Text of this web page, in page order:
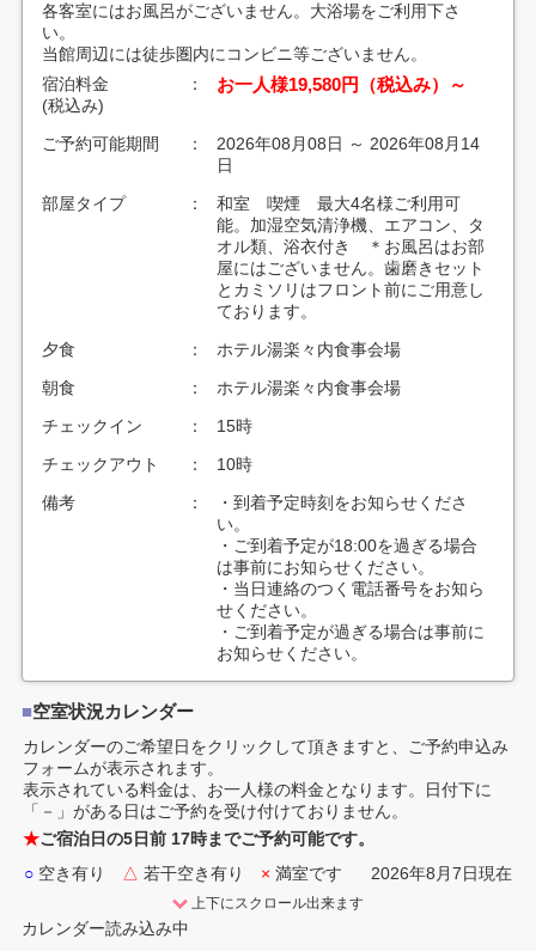
各客室にはお風呂がございません。大浴場をご利用下さ
い。
当館周辺には徒歩圏内にコンビニ等ございません。
宿泊料金
(税込み)
： お一人様19,580円（税込み）～
ご予約可能期間 ：
2026年08月08日 ～ 2026年08月14
日
部屋タイプ
：
和室 喫煙 最大4名様ご利用可
能。加湿空気清浄機、エアコン、タ
オル類、浴衣付き ＊お風呂はお部
屋にはございません。歯磨きセット
とカミソリはフロント前にご用意し
ております。
夕食
：
ホテル湯楽々内食事会場
朝食
：
ホテル湯楽々内食事会場
チェックイン
：
15時
チェックアウト
：
10時
備考
：
・到着予定時刻をお知らせくださ
い。
・ご到着予定が18:00を過ぎる場合
は事前にお知らせください。
・当日連絡のつく電話番号をお知ら
せください。
・ご到着予定が過ぎる場合は事前に
お知らせください。
■空室状況カレンダー
カレンダーのご希望日をクリックして頂きますと、ご予約申込み
フォームが表示されます。
表示されている料金は、お一人様の料金となります。日付下に
「－」がある日はご予約を受け付けておりません。
★ご宿泊日の5日前 17時までご予約可能です。
○ 空き有り △ 若干空き有り × 満室です 2026年8月7日現在
上下にスクロール出来ます
カレンダー読み込み中